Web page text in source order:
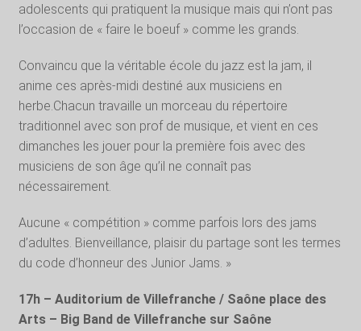
adolescents qui pratiquent la musique mais qui n’ont pas
l’occasion de « faire le boeuf » comme les grands.
Convaincu que la véritable école du jazz est la jam, il
anime ces après-midi destiné aux musiciens en
herbe.Chacun travaille un morceau du répertoire
traditionnel avec son prof de musique, et vient en ces
dimanches les jouer pour la première fois avec des
musiciens de son âge qu’il ne connaît pas
nécessairement.
Aucune « compétition » comme parfois lors des jams
d’adultes. Bienveillance, plaisir du partage sont les termes
du code d’honneur des Junior Jams. »
17h – Auditorium de Villefranche / Saône place des
Arts – Big Band de Villefranche sur Saône